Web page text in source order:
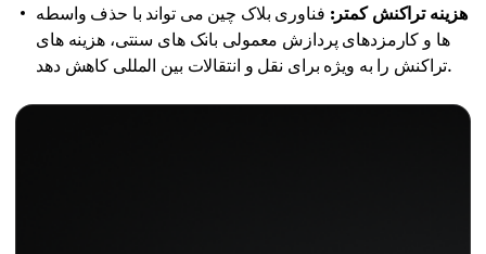
هزینه تراکنش کمتر: فناوری بلاک چین می تواند با حذف واسطه
ها و کارمزدهای پردازش معمولی بانک های سنتی، هزینه های
تراکنش را به ویژه برای نقل و انتقالات بین المللی کاهش دهد.